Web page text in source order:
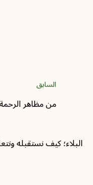
من مظاهر
البلاء؛ كيف نستقبله